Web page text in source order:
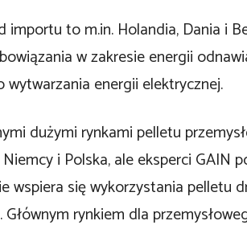
importu to m.in. Holandia, Dania i
w zakresie energii
energii elektrycznej.
dużymi rynkami pelletu
i Polska, ale eksperci GAIN
wspiera się wykorzystania pelletu
rynkiem dla